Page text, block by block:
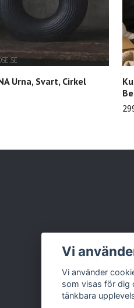
Urna, Svart, Cirkel
Vi
Vi använder
som visas för dig
tänkbara